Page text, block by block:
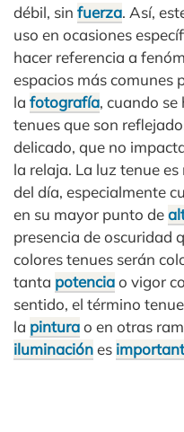
débil, sin fuerza. Así,
uso en ocasiones
hacer referencia a
espacios más comunes
la fotografía, cuando
tenues que son
delicado, que no
la relaja. La luz tenue
del día, especialmente
en su mayor punto de
presencia de oscuridad
colores tenues serán
tanta potenciao vigor
sentido, el término
la pinturao en otras
iluminaciónes